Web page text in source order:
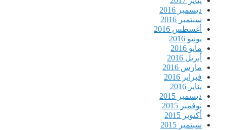
ديسمبر 2016
سبتمبر 2016
أغسطس 2016
يونيو 2016
مايو 2016
أبريل 2016
مارس 2016
فبراير 2016
يناير 2016
ديسمبر 2015
نوفمبر 2015
أكتوبر 2015
سبتمبر 2015